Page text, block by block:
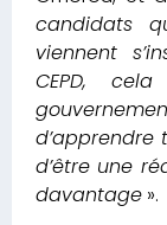
candidats
viennent
CEPD,
d’être une
davantage ».